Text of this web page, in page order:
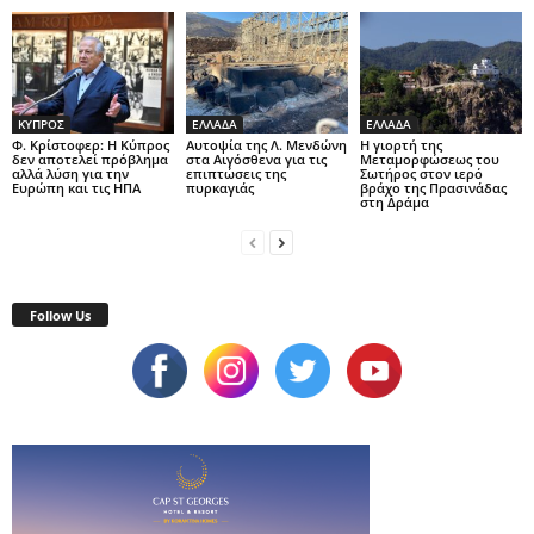
ΚΥΠΡΟΣ
Φ. Κρίστοφερ: Η Κύπρος
δεν αποτελεί πρόβλημα
αλλά λύση για την
Ευρώπη και τις ΗΠΑ
ΕΛΛΑΔΑ
Αυτοψία της Λ. Μενδώνη
στα Αιγόσθενα για τις
επιπτώσεις της
πυρκαγιάς
ΕΛΛΑΔΑ
Η γιορτή της
Μεταμορφώσεως του
Σωτήρος στον ιερό
βράχο της Πρασινάδας
στη Δράμα
Follow Us